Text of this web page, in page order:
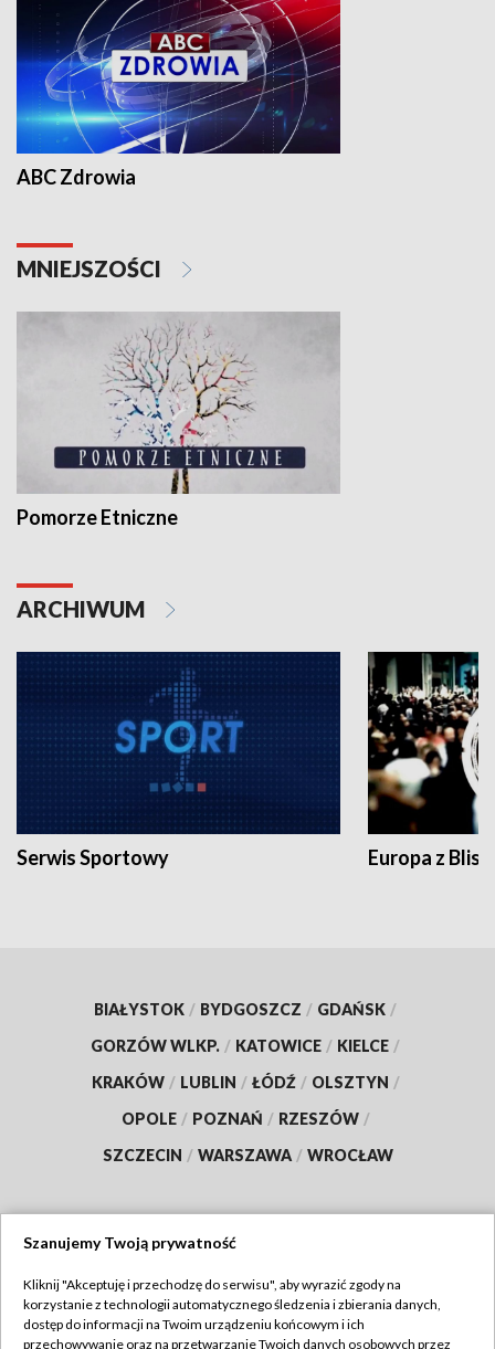
ABC Zdrowia
MNIEJSZOŚCI
Pomorze Etniczne
ARCHIWUM
Serwis Sportowy Europa z
BIAŁYSTOK / BYDGOSZCZ / GDAŃSK /
GORZÓW WLKP. / KATOWICE / KIELCE /
KRAKÓW / LUBLIN / ŁÓDŹ / OLSZTYN /
OPOLE / POZNAŃ / RZESZÓW /
SZCZECIN / WARSZAWA / WROCŁAW
TVP
Abonament TVP
Szanujemy Twoją prywatność
Kliknij "Akceptuję i przechodzę do serwisu", aby wyrazić zgody na
korzystanie z technologii automatycznego śledzenia i zbierania danych,
dostęp do informacji na Twoim urządzeniu końcowym i ich
przechowywanie oraz na przetwarzanie Twoich danych osobowych przez